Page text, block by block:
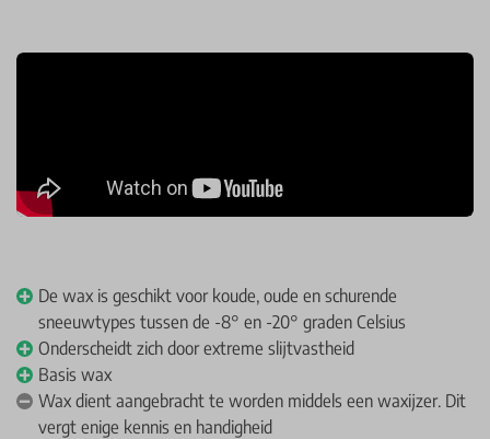
De wax is geschikt voor koude, oude en schurende
sneeuwtypes tussen de -8° en -20° graden Celsius
Onderscheidt zich door extreme slijtvastheid
Basis wax
Wax dient aangebracht te worden middels een waxijzer. Dit
vergt enige kennis en handigheid